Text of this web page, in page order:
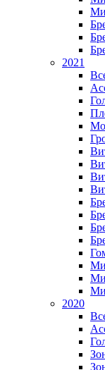
2021
2020